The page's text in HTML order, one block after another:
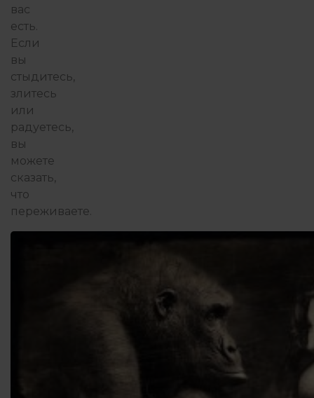
вас
есть.
Если
вы
стыдитесь,
злитесь
или
радуетесь,
вы
можете
сказать,
что
переживаете.